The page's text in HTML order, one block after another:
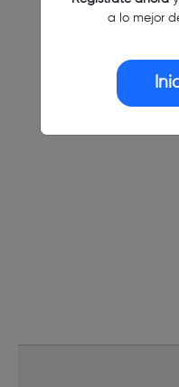
a lo mejor